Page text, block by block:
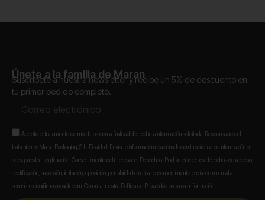
Únete a la familia de Maran
Suscríbete a nuestra newsletter y recibe un 5% de descuento en
tu primer pedido completo.
electrónico
Aceptación
Acepto el tratamiento de mis datos con la finalidad de recibir la información solicitada. Responsable del
tratamiento: Maran Packaging, S.L. Finalidad: Enviarte información relacionada con tu solicitud de información o
presupuesto. Legitimación: Consentimiento del interesado. Derechos: Podrás ejercer los derechos de acceso,
rectificación, supresión, limitación, oposición, portabilidad o retirar el consentimiento enviando un email a
administracion@maranpack.com. Consulta nuestra Política de Privacidad para más información.